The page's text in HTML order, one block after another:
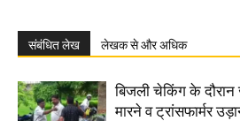
संबंधित लेख लेखक से और अधिक
बिजली चेकिंग के
मारने व ट्रांसफार्मर